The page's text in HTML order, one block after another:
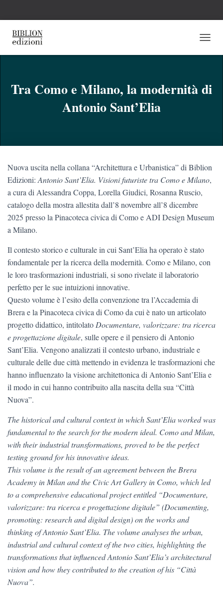
A
A
G
G
Tra Como e Milano, la modernità di
Antonio Sant’Elia
Nuova uscita nella collana “Architettura e Urbanistica” di Biblion
Edizioni: Antonio Sant’Elia. Visioni futuriste tra Como e Milano,
a cura di Alessandra Coppa, Lorella Giudici, Rosanna Ruscio,
catalogo della mostra allestita dall’8 novembre all’8 dicembre
2025 presso la Pinacoteca civica di Como e ADI Design Museum
a Milano.
Il contesto storico e culturale in cui Sant’Elia ha operato è stato
fondamentale per la ricerca della modernità. Como e Milano, con
le loro trasformazioni industriali, si sono rivelate il laboratorio
perfetto per le sue intuizioni innovative.
Questo volume è l’esito della convenzione tra l’Accademia di
Brera e la Pinacoteca civica di Como da cui è nato un articolato
progetto didattico, intitolato Documentare, valorizzare: tra ricerca
e progettazione digitale, sulle opere e il pensiero di Antonio
Sant’Elia. Vengono analizzati il contesto urbano, industriale e
culturale delle due città mettendo in evidenza le trasformazioni che
hanno influenzato la visione architettonica di Antonio Sant’Elia e
il modo in cui hanno contribuito alla nascita della sua “Città
Nuova”.
The historical and cultural context in which Sant’Elia worked was
fundamental to the search for the modern ideal. Como and Milan,
with their industrial transformations, proved to be the perfect
testing ground for his innovative ideas.
This volume is the result of an agreement between the Brera
Academy in Milan and the Civic Art Gallery in Como, which led
to a comprehensive educational project entitled “Documentare,
valorizzare: tra ricerca e progettazione digitale” (Documenting,
promoting: research and digital design) on the works and
thinking of Antonio Sant’Elia. The volume analyses the urban,
industrial and cultural context of the two cities, highlighting the
transformations that influenced Antonio Sant’Elia’s architectural
vision and how they contributed to the creation of his “Città
Nuova”.